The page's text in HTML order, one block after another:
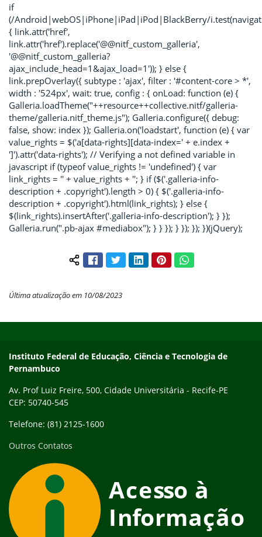
if
(/Android|webOS|iPhone|iPad|iPod|BlackBerry/
{ link.attr('href',
link.attr('href').replace('@@nitf_custom_galleria',
'@@nitf_custom_galleria?
ajax_include_head=1&ajax_load=1')); } else {
link.prepOverlay({ subtype : 'ajax', filter : '#content-core > *',
width : '524px', wait: true, config : { onLoad: function (e) {
Galleria.loadTheme("++resource++collective.nitf/galleria-
theme/galleria.nitf_theme.js"); Galleria.configure({ debug:
false, show: index }); Galleria.on('loadstart', function (e) { var
value_rights = $('a[data-rights][data-index=' + e.index +
']').attr('data-rights'); // Verifying a not defined variable in
javascript if (typeof value_rights != 'undefined') { var
link_rights = '' + value_rights + ''; } if ($('.galleria-info-
description + .copyright').length > 0) { $('.galleria-info-
description + .copyright').html(link_rights); } else {
$(link_rights).insertAfter('.galleria-info-description'); } });
Galleria.run(".pb-ajax #mediabox"); } } }); } }); }); })(jQuery);
Compartilhar conteúdo:
FacebookTwitterLinkedInPinterestWhatsApp
Última atualização em 10/08/2023
Instituto Federal de Educação, Ciência e Tecnologia de
Pernambuco
Av. Prof Luiz Freire, 500, Cidade Universitária - Recife-PE
CEP: 50740-545
Telefone: (81) 2125-1600
Outros Contatos